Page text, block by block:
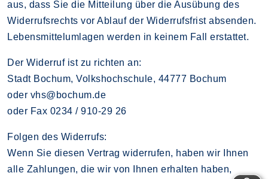
aus, dass Sie die Mitteilung über die Ausübung des
Widerrufsrechts vor Ablauf der Widerrufsfrist absenden.
Lebensmittelumlagen werden in keinem Fall erstattet.
Der Widerruf ist zu richten an:
Stadt Bochum, Volkshochschule, 44777 Bochum
oder vhs@bochum.de
oder Fax 0234 / 910-29 26
Folgen des Widerrufs:
Wenn Sie diesen Vertrag widerrufen, haben wir Ihnen
alle Zahlungen, die wir von Ihnen erhalten haben,